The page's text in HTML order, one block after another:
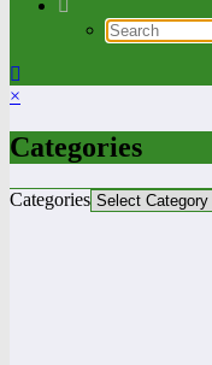
×
Categories
Categories